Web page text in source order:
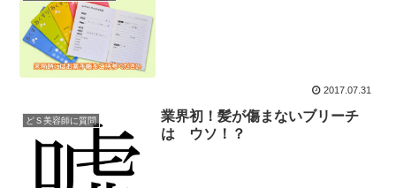
2017.07.31
どＳ美容師に質問
業界初！髪が傷まないブリーチ
は ウソ！？